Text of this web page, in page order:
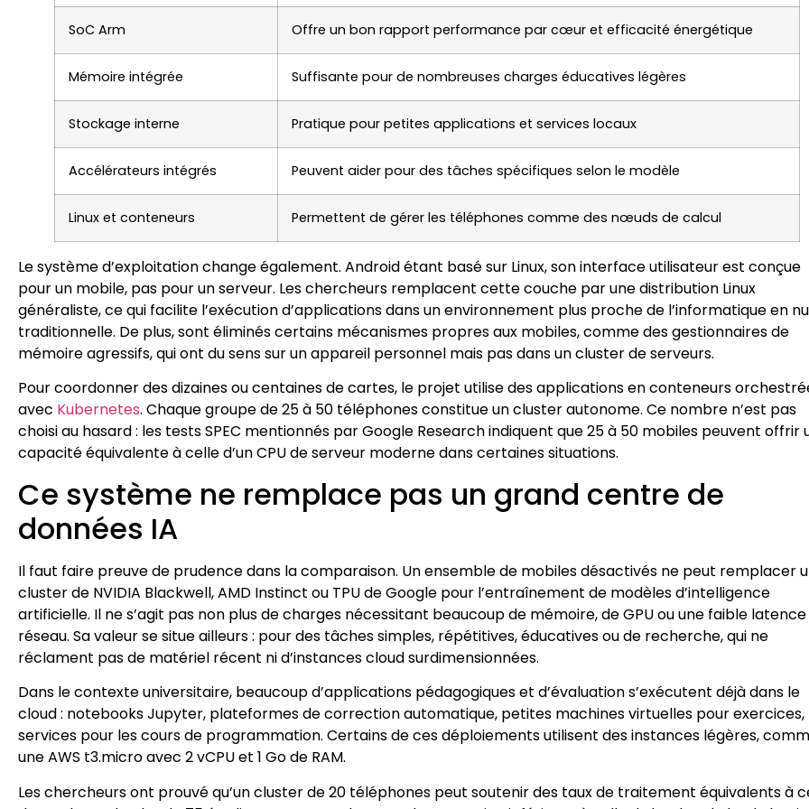
SoC Arm Offre un bon rapport performance par cœur et efficacité énergétique
Mémoire intégrée Suffisante pour de nombreuses charges éducatives légères
Stockage interne Pratique pour petites applications et services locaux
Accélérateurs intégrés Peuvent aider pour des tâches spécifiques selon le modèle
Linux et conteneurs Permettent de gérer les téléphones comme des nœuds de calcul
Le système d’exploitation change également. Android étant basé sur Linux, son interface utilisateur est conçue
pour un mobile, pas pour un serveur. Les chercheurs remplacent cette couche par une distribution Linux
généraliste, ce qui facilite l’exécution d’applications dans un environnement plus proche de l’informatique en
traditionnelle. De plus, sont éliminés certains mécanismes propres aux mobiles, comme des gestionnaires de
mémoire agressifs, qui ont du sens sur un appareil personnel mais pas dans un cluster de serveurs.
Pour coordonner des dizaines ou centaines de cartes, le projet utilise des applications en conteneurs
avec Kubernetes. Chaque groupe de 25 à 50 téléphones constitue un cluster autonome. Ce nombre n’est pas
choisi au hasard : les tests SPEC mentionnés par Google Research indiquent que 25 à 50 mobiles peuvent offrir
capacité équivalente à celle d’un CPU de serveur moderne dans certaines situations.
Ce système ne remplace pas un grand centre de
données IA
Il faut faire preuve de prudence dans la comparaison. Un ensemble de mobiles désactivés ne peut remplacer
cluster de NVIDIA Blackwell, AMD Instinct ou TPU de Google pour l’entraînement de modèles d’intelligence
artificielle. Il ne s’agit pas non plus de charges nécessitant beaucoup de mémoire, de GPU ou une faible latence
réseau. Sa valeur se situe ailleurs : pour des tâches simples, répétitives, éducatives ou de recherche, qui ne
réclament pas de matériel récent ni d’instances cloud surdimensionnées.
Dans le contexte universitaire, beaucoup d’applications pédagogiques et d’évaluation s’exécutent déjà dans le
cloud : notebooks Jupyter, plateformes de correction automatique, petites machines virtuelles pour exercices,
services pour les cours de programmation. Certains de ces déploiements utilisent des instances légères,
une AWS t3.micro avec 2 vCPU et 1 Go de RAM.
Les chercheurs ont prouvé qu’un cluster de 20 téléphones peut soutenir des taux de traitement équivalents à